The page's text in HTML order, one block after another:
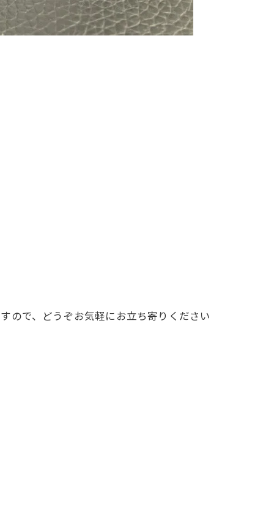
ので、どうぞお気軽にお立ち寄りください